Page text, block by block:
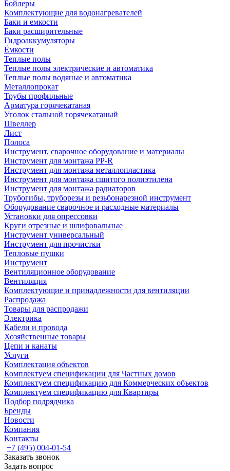
Бойлеры
Комплектующие для водонагревателей
Баки и емкости
Баки расширительные
Гидроаккумуляторы
Ёмкости
Теплые полы
Теплые полы электрические и автоматика
Теплые полы водяные и автоматика
Металлопрокат
Трубы профильные
Арматура горячекатаная
Уголок стальной горячекатаный
Швеллер
Лист
Полоса
Инструмент, сварочное оборудование и материалы
Инструмент для монтажа PP-R
Инструмент для монтажа металлопластика
Инструмент для монтажа сшитого полиэтилена
Инструмент для монтажа радиаторов
Трубогибы, труборезы и резьбонарезной инструмент
Оборудование сварочное и расходные материалы
Установки для опрессовки
Круги отрезные и шлифовальные
Инструмент универсальный
Инструмент для прочистки
Тепловые пушки
Инструмент
Вентиляционное оборудование
Вентиляция
Комплектующие и принадлежности для вентиляции
Распродажа
Товары для распродажи
Электрика
Кабели и провода
Хозяйственные товары
Цепи и канаты
Услуги
Комплектация объектов
Комплектуем спецификации для Частных домов
Комплектуем спецификацию для Коммерческих объектов
Комплектуем спецификацию для Квартиры
Подбор подрядчика
Бренды
Новости
Компания
Контакты
+7 (495) 004-01-54
Заказать звонок
Задать вопрос